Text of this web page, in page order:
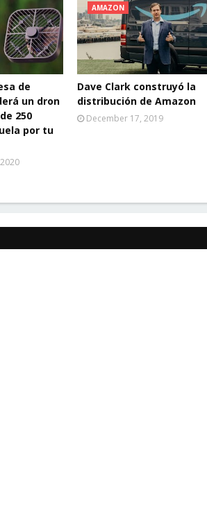
de
un dron
250
por tu
AMAZON
Dave Clark construyó la
distribución de Amazon
December 17, 2019